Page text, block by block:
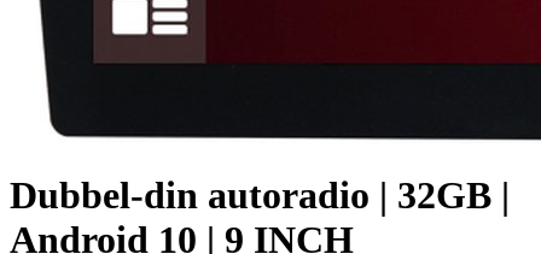
Dubbel-din autoradio | 32GB |
Android 10 | 9 INCH